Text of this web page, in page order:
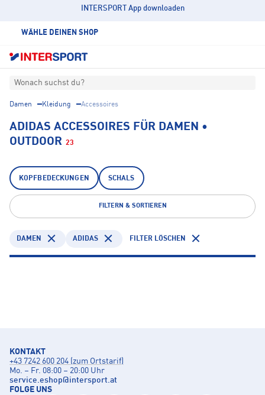
INTERSPORT App downloaden
WÄHLE DEINEN SHOP
Wonach suchst du?
Damen Kleidung Accessoires
ADIDAS ACCESSOIRES FÜR DAMEN •
OUTDOOR 23
KOPFBEDECKUNGEN SCHALS
FILTERN & SORTIEREN
DAMEN ADIDAS FILTER LÖSCHEN
KONTAKT
+43 7242 600 204 (zum Ortstarif)
Mo. – Fr. 08:00 – 20:00 Uhr
service.eshop@intersport.at
FOLGE UNS